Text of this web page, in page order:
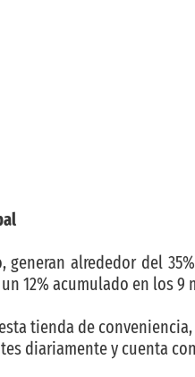
generan alrededor del
12% acumulado en los
tienda de
diariamente y cuenta